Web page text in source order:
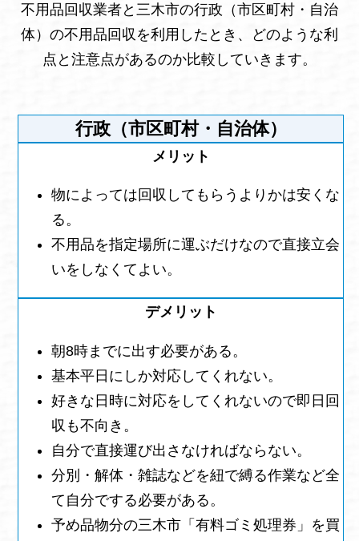
不用品回収業者と三木市の行政（市区町村・自治
体）の不用品回収を利用したとき、どのような利
点と注意点があるのか比較していきます。
行政（市区町村・自治体）
物によっては回収してもらうよりかは安くな
る。
不用品を指定場所に運ぶだけなので直接立会
いをしなくてよい。
朝8時までに出す必要がある。
基本平日にしか対応してくれない。
好きな日時に対応をしてくれないので即日回
収も不向き。
自分で直接運び出さなければならない。
分別・解体・雑誌などを紐で縛る作業など全
て自分でする必要がある。
予め品物分の三木市「有料ゴミ処理券」を買